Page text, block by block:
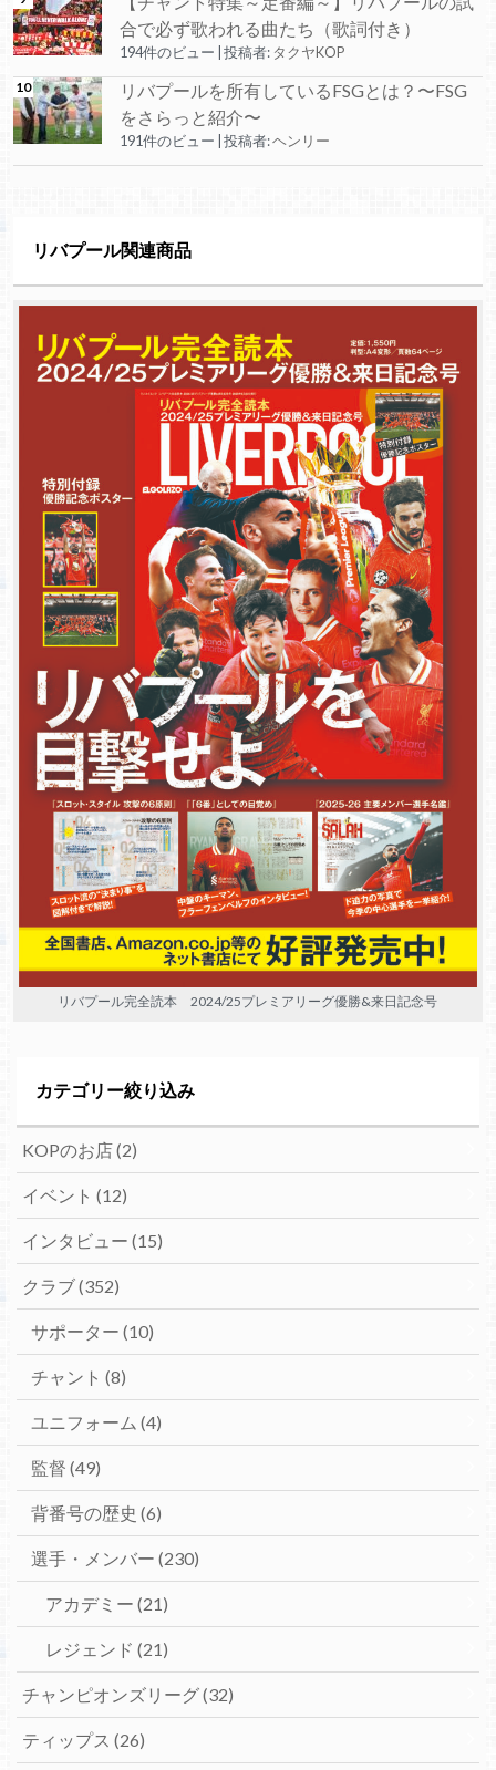
合で必ず歌われる曲たち（歌詞付き）
194件のビュー 投稿者: タクヤKOP
リバプールを所有しているFSGとは？〜FSG
をさらっと紹介〜
191件のビュー 投稿者:ヘンリー
リバプール関連商品
リバプール完全読本 2024/25プレミアリーグ優勝&来日記念号
カテゴリー絞り込み
KOPのお店(2)
イベント (12)
インタビュー (15)
クラブ(352)
サポーター (10)
チャント (8)
ユニフォーム (4)
監督 (49)
背番号の歴史 (6)
選手・メンバー (230)
アカデミー (21)
レジェンド (21)
チャンピオンズリーグ(32)
ティップス (26)